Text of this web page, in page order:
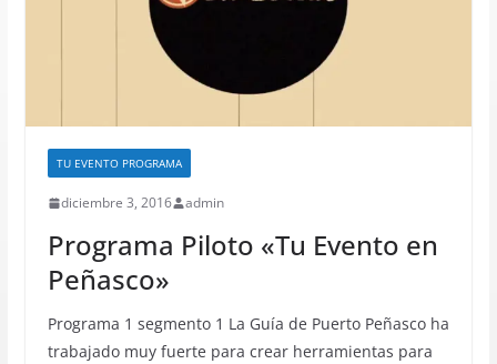
TU EVENTO PROGRAMA
diciembre 3, 2016 admin
Programa Piloto «Tu Evento en
Peñasco»
Programa 1 segmento 1 La Guía de Puerto Peñasco ha
trabajado muy fuerte para crear herramientas para